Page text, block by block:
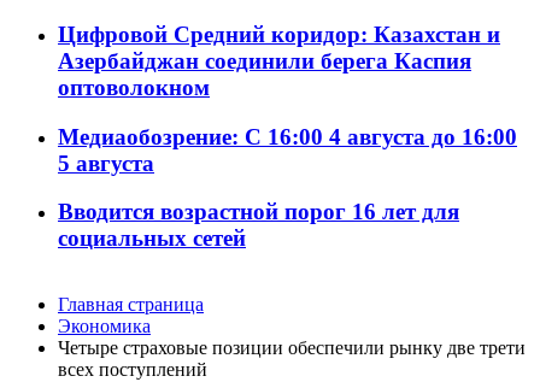
Цифровой Средний коридор: Казахстан и
Азербайджан соединили берега Каспия
оптоволокном
Медиаобозрение: С 16:00 4 августа до 16:00
5 августа
Вводится возрастной порог 16 лет для
социальных сетей
Главная страница
Экономика
Четыре страховые позиции обеспечили рынку две трети
всех поступлений